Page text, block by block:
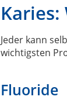
Jeder kann
wichtigsten
Fluoride